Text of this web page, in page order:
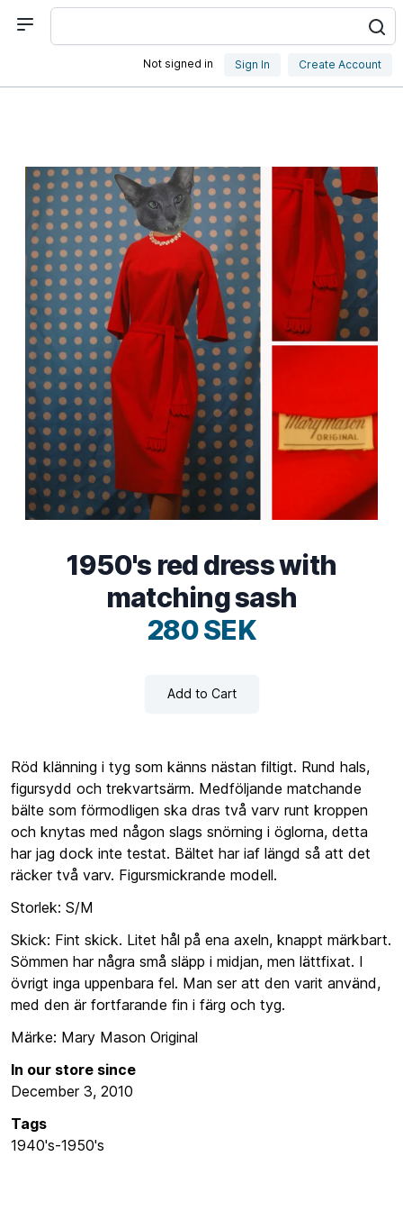
Not signed in Sign In Create Account
1950's red dress with
matching sash
280 SEK
Add to Cart
Röd klänning i tyg som känns nästan filtigt. Rund hals,
figursydd och trekvartsärm. Medföljande matchande
bälte som förmodligen ska dras två varv runt kroppen
och knytas med någon slags snörning i öglorna, detta
har jag dock inte testat. Bältet har iaf längd så att det
räcker två varv. Figursmickrande modell.
Storlek: S/M
Skick: Fint skick. Litet hål på ena axeln, knappt märkbart.
Sömmen har några små släpp i midjan, men lättfixat. I
övrigt inga uppenbara fel. Man ser att den varit använd,
med den är fortfarande fin i färg och tyg.
Märke: Mary Mason Original
In our store since
December 3, 2010
Tags
1940's-1950's